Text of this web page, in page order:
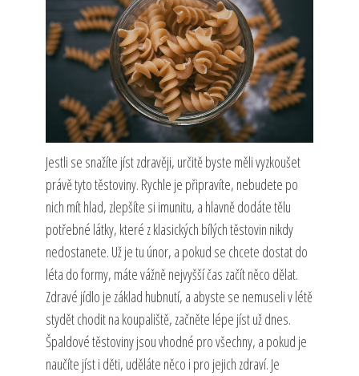
Jestli se snažíte jíst zdravěji, určitě byste měli vyzkoušet
právě tyto těstoviny. Rychle je připravíte, nebudete po
nich mít hlad, zlepšíte si imunitu, a hlavně dodáte tělu
potřebné látky, které z klasických bílých těstovin nikdy
nedostanete. Už je tu únor, a pokud se chcete dostat do
léta do formy, máte vážně nejvyšší čas začít něco dělat.
Zdravé jídlo je základ hubnutí, a abyste se nemuseli v létě
stydět chodit na koupaliště, začněte lépe jíst už dnes.
Špaldové těstoviny jsou vhodné pro všechny, a pokud je
naučíte jíst i děti, uděláte něco i pro jejich zdraví. Je